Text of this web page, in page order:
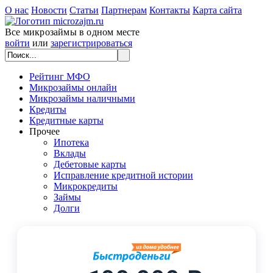
О нас Новости Статьи Партнерам Контакты Карта сайта
Все микрозаймы в одном месте
войти или зарегистрироваться
Рейтинг МФО
Микрозаймы онлайн
Микрозаймы наличными
Кредиты
Кредитные карты
Прочее
Ипотека
Вклады
Дебетовые карты
Исправление кредитной истории
Микрокредиты
Займы
Долги